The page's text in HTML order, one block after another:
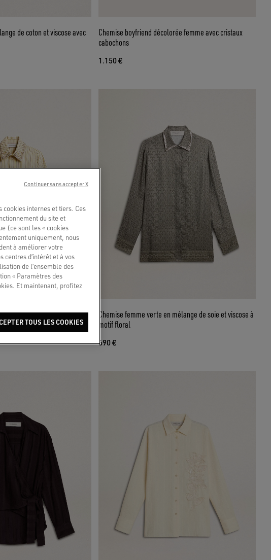
de coton et viscose avec
Chemise boyfriend décolorée femme avec cristaux
cabochons
1.150 €
à rayures et cristaux brodés
Chemise femme verte en mélange de soie et viscose à
motif floral
690 €
cookies internes et tiers. Ces
du site et
(ce sont les « cookies
uniquement, nous
à améliorer votre
centres d’intérêt et à vos
de l’ensemble des
« Paramètres des
Et maintenant, profitez
TOUS LES COOKIES
Continuer sans accepter X